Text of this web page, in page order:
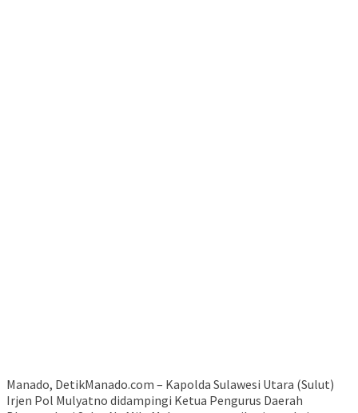
Manado, DetikManado.com – Kapolda Sulawesi Utara (Sulut)
Irjen Pol Mulyatno didampingi Ketua Pengurus Daerah